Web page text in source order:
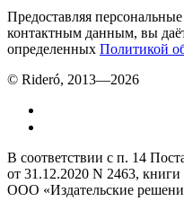
Предоставляя
контактным данным, вы
определенных Политикой
© Rideró, 2013—2026
В соответствии с п. 14
от 31.12.2020 N 2463,
ООО «Издательские